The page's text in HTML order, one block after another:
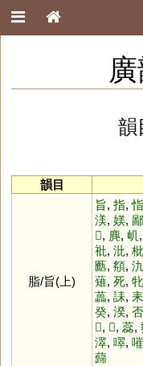
韻
韻目
脂/旨(上)
旨, 指,恉
渼, 媄, 鄙
𪊨, 麂, 㞦 ,
䃾, 沘, 枇
㔲, 頯, 氿
薙, 死, 牝
藟, 誄, 耒
癸, 湀, 否
𡺮, 𢻹, 蕊,
濢, 噿, 嗺
蘬